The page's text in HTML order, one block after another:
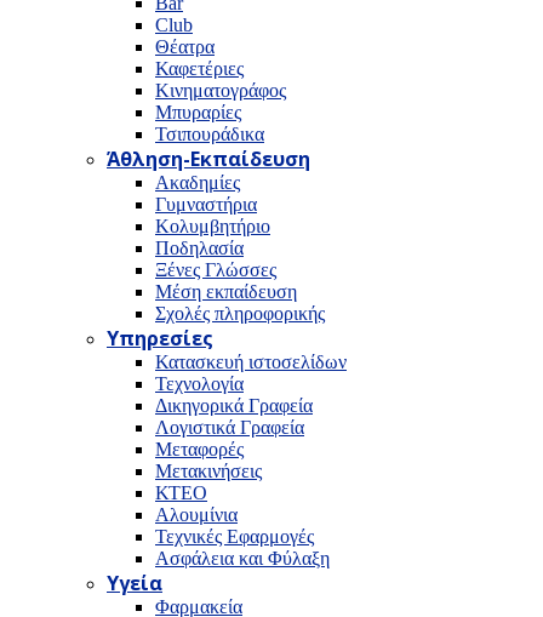
Club
Θέατρα
Καφετέριες
Κινηματογράφος
Μπυραρίες
Τσιπουράδικα
Άθληση-Εκπαίδευση
Ακαδημίες
Γυμναστήρια
Κολυμβητήριο
Ποδηλασία
Ξένες Γλώσσες
Μέση εκπαίδευση
Σχολές πληροφορικής
Υπηρεσίες
Κατασκευή ιστοσελίδων
Τεχνολογία
Δικηγορικά Γραφεία
Λογιστικά Γραφεία
Μεταφορές
Μετακινήσεις
ΚΤΕΟ
Αλουμίνια
Τεχνικές Εφαρμογές
Ασφάλεια και Φύλαξη
Υγεία
Φαρμακεία